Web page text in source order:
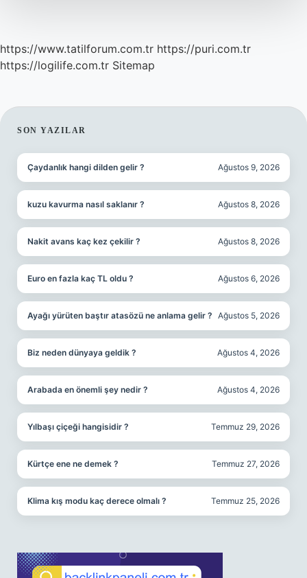
https://www.tatilforum.com.tr https://puri.com.tr
https://logilife.com.tr Sitemap
SIDEBAR
SON YAZILAR
Çaydanlık hangi dilden gelir ? Ağustos 9, 2026
kuzu kavurma nasıl saklanır ? Ağustos 8, 2026
Nakit avans kaç kez çekilir ? Ağustos 8, 2026
Euro en fazla kaç TL oldu ? Ağustos 6, 2026
Ayağı yürüten baştır atasözü ne anlama gelir ? Ağustos 5, 2026
Biz neden dünyaya geldik ? Ağustos 4, 2026
Arabada en önemli şey nedir ? Ağustos 4, 2026
Yılbaşı çiçeği hangisidir ? Temmuz 29, 2026
Kürtçe ene ne demek ? Temmuz 27, 2026
Klima kış modu kaç derece olmalı ? Temmuz 25, 2026